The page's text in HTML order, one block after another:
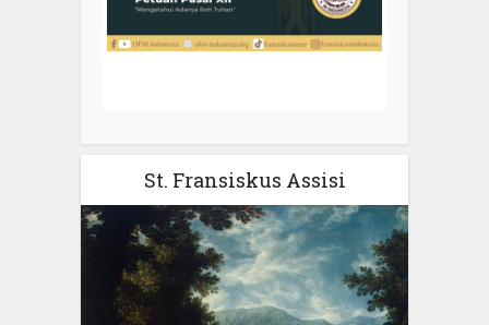
St. Fransiskus Assisi